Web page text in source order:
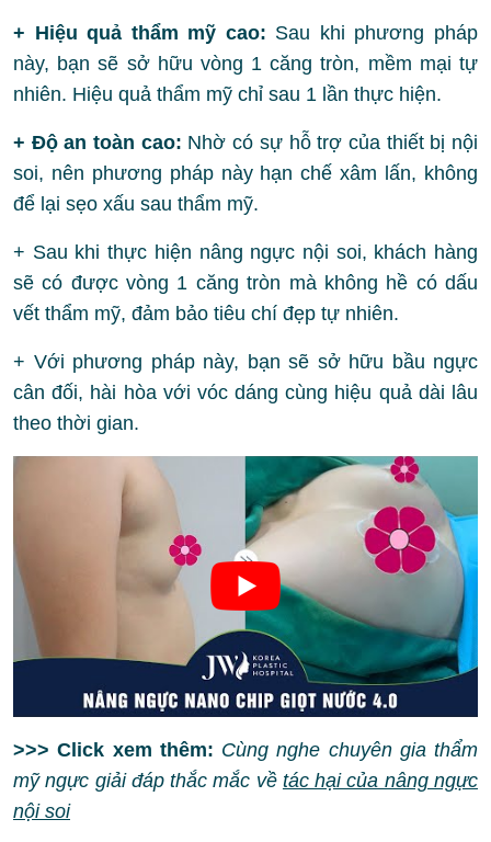
+ Hiệu quả thẩm mỹ cao: Sau khi phương pháp
này, bạn sẽ sở hữu vòng 1 căng tròn, mềm mại tự
nhiên. Hiệu quả thẩm mỹ chỉ sau 1 lần thực hiện.
+ Độ an toàn cao: Nhờ có sự hỗ trợ của thiết bị nội
soi, nên phương pháp này hạn chế xâm lấn, không
để lại sẹo xấu sau thẩm mỹ.
+ Sau khi thực hiện nâng ngực nội soi, khách hàng
sẽ có được vòng 1 căng tròn mà không hề có dấu
vết thẩm mỹ, đảm bảo tiêu chí đẹp tự nhiên.
+ Với phương pháp này, bạn sẽ sở hữu bầu ngực
cân đối, hài hòa với vóc dáng cùng hiệu quả dài lâu
theo thời gian.
>>> Click xem thêm: Cùng nghe chuyên gia thẩm
mỹ ngực giải đáp thắc mắc về tác hại của nâng ngực
nội soi